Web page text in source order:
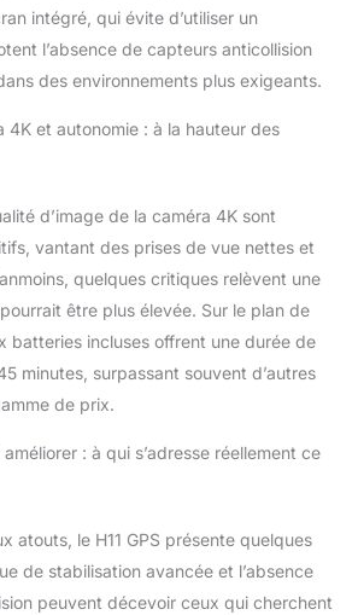
intégré, qui évite d’utiliser un
l’absence de capteurs anticollision
des environnements plus exigeants.
4K et autonomie : à la hauteur des
d’image de la caméra 4K sont
vantant des prises de vue nettes et
quelques critiques relèvent une
être plus élevée. Sur le plan de
batteries incluses offrent une durée de
minutes, surpassant souvent d’autres
de prix.
: à qui s’adresse réellement ce
atouts, le H11 GPS présente quelques
de stabilisation avancée et l’absence
peuvent décevoir ceux qui cherchent